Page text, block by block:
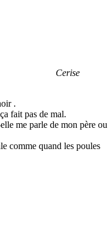
Cerise
.
fait pas de mal.
me parle de mon père ou
comme quand les poules